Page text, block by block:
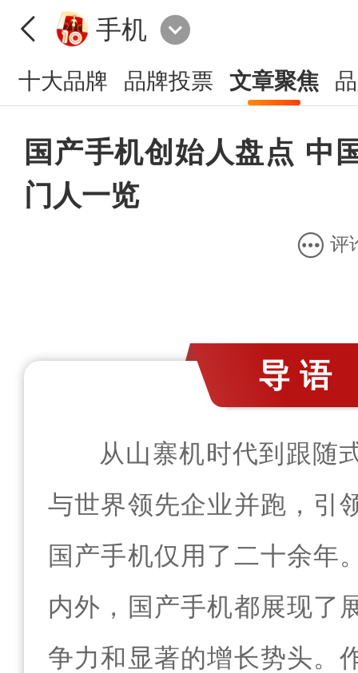
手机
十大品牌 品牌投票 文章聚焦
国产手机创始人盘点 中
门人一览
评
导语
从山寨机时代到跟随
与世界领先企业并跑，引
国产手机仅用了二十余年
内外，国产手机都展现了
争力和显著的增长势头。